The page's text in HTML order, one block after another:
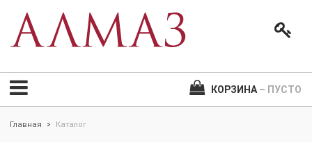
КОРЗИНА – ПУСТО
Главная > Каталог